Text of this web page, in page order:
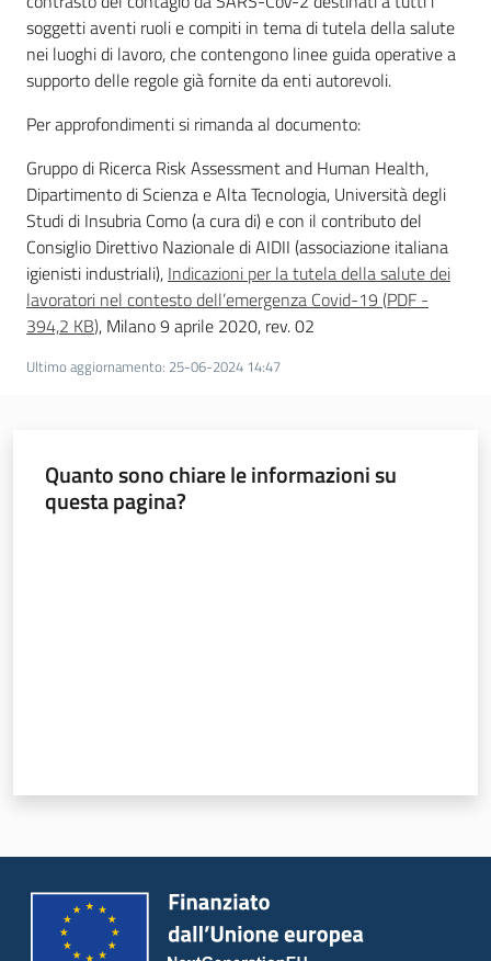
soggetti aventi ruoli e compiti in tema di tutela della salute
nei luoghi di lavoro, che contengono linee guida operative a
supporto delle regole già fornite da enti autorevoli.
Per approfondimenti si rimanda al documento:
Gruppo di Ricerca Risk Assessment and Human Health,
Dipartimento di Scienza e Alta Tecnologia, Università degli
Studi di Insubria Como (a cura di) e con il contributo del
Consiglio Direttivo Nazionale di AIDII (associazione italiana
igienisti industriali), Indicazioni per la tutela della salute dei
lavoratori nel contesto dell’emergenza Covid-19 (PDF -
394,2 KB), Milano 9 aprile 2020, rev. 02
Ultimo aggiornamento: 25-06-2024 14:47
Quanto sono chiare le informazioni su
questa pagina?